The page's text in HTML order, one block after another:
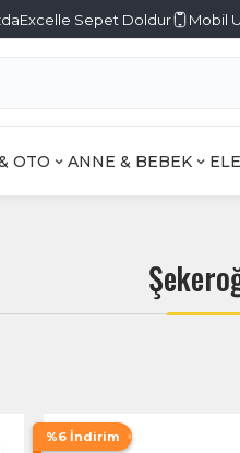
Excelle Sepet Doldur Mobil
OTO ANNE & BEBEK
%6 İndirim